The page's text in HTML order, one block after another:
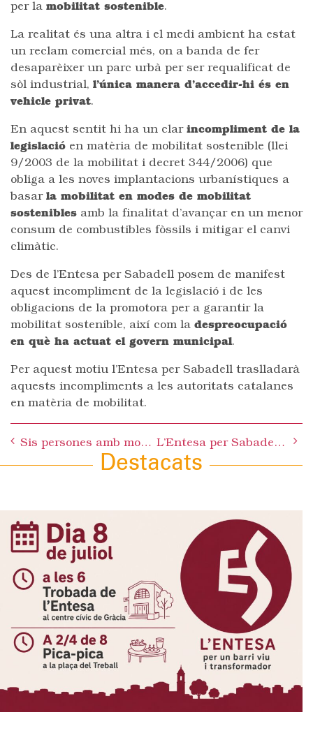
per la mobilitat sostenible.
La realitat és una altra i el medi ambient ha estat
un reclam comercial més, on a banda de fer
desaparèixer un parc urbà per ser requalificat de
sòl industrial, l’única manera d’accedir-hi és en
vehicle privat.
En aquest sentit hi ha un clar incompliment de la
legislació en matèria de mobilitat sostenible (llei
9/2003 de la mobilitat i decret 344/2006) que
obliga a les noves implantacions urbanístiques a
basar la mobilitat en modes de mobilitat
sostenibles amb la finalitat d’avançar en un menor
consum de combustibles fòssils i mitigar el canvi
climàtic.
Des de l’Entesa per Sabadell posem de manifest
aquest incompliment de la legislació i de les
obligacions de la promotora per a garantir la
mobilitat sostenible, així com la despreocupació
en què ha actuat el govern municipal.
Per aquest motiu l’Entesa per Sabadell traslladarà
aquests incompliments a les autoritats catalanes
en matèria de mobilitat.
navigation
Sis persones amb mobilitat reduïda queden atrapades a Renfe Centre per manca d’ascensor i escala mecànica L’Entesa per Sabadell demana a l’alcalde que informi a la ciutat de l’augment del 14 % de l’IBI
Destacats